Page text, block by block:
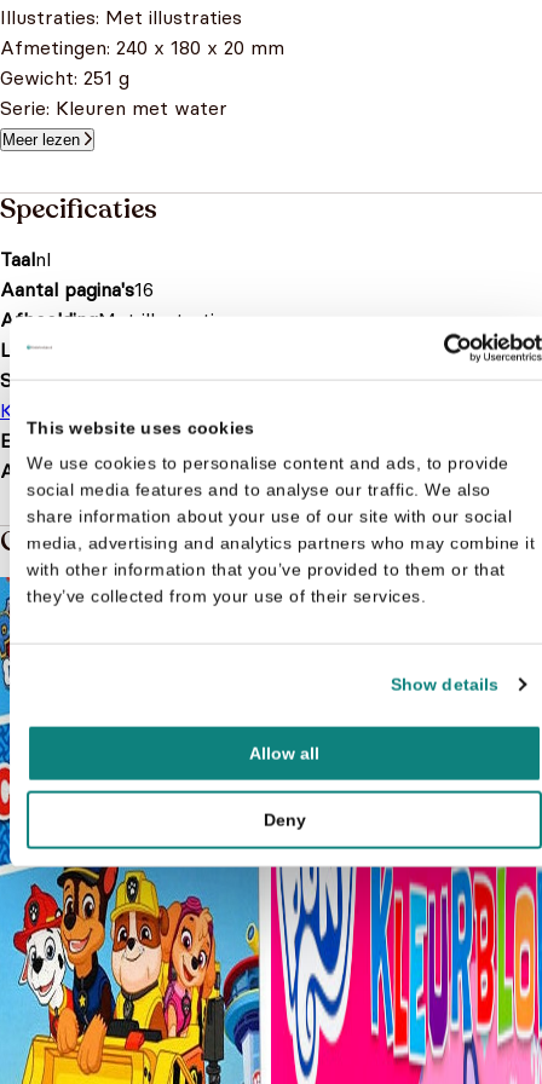
This website uses cookies
We use cookies to personalise content and ads, to provide
social media features and to analyse our traffic. We also
share information about your use of our site with our social
media, advertising and analytics partners who may combine it
with other information that you’ve provided to them or that
they’ve collected from your use of their services.
Show details
Allow all
Deny
Illustraties: Met illustraties
Afmetingen: 240 x 180 x 20 mm
Gewicht: 251 g
Serie: Kleuren met water
Meer lezen
Specificaties
Taalnl
Aantal pagina's16
AfbeeldingMet illustraties
Leeftijd
Soort boek
Kleurboek
EAN9789403204499
Afmetingen244 × 182 × 22 mm
Gerelateerde boeken in de soort: Kleurboek